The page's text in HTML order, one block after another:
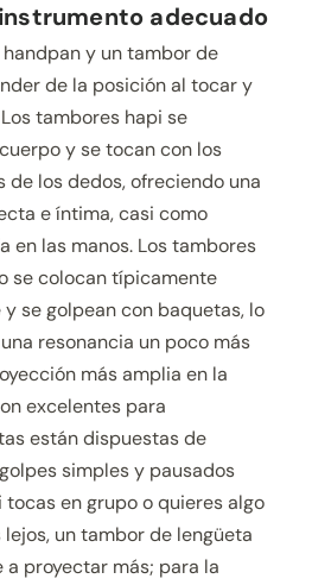
adecuado
y un tambor de
de la posición al tocar y
tambores hapi se
y se tocan con los
de los dedos, ofreciendo una
e íntima, casi como
en las manos. Los tambores
se colocan típicamente
se golpean con baquetas, lo
resonancia un poco más
más amplia en la
excelentes para
están dispuestas de
simples y pausados
tocas en grupo o quieres algo
un tambor de lengüeta
proyectar más; para la